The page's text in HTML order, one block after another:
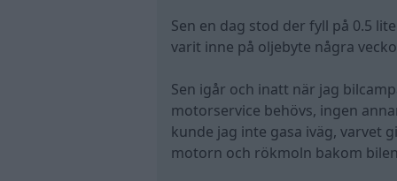
Sen en dag stod der fyll på 0.5
varit inne på oljebyte några
Sen igår och inatt när jag
motorservice behövs, ingen
kunde jag inte gasa iväg, varvet
motorn och rökmoln bakom